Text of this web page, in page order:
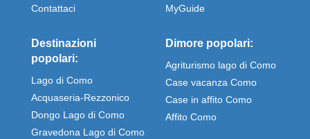
Contattaci
MyGuide
Destinazioni
popolari:
Lago di Como
Acquaseria-Rezzonico
Dongo Lago di Como
Gravedona Lago di Como
Dimore popolari:
Agriturismo lago di Como
Case vacanza Como
Case in affito Como
Affito Como